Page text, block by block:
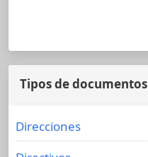
Tipos de documentos
Direcciones